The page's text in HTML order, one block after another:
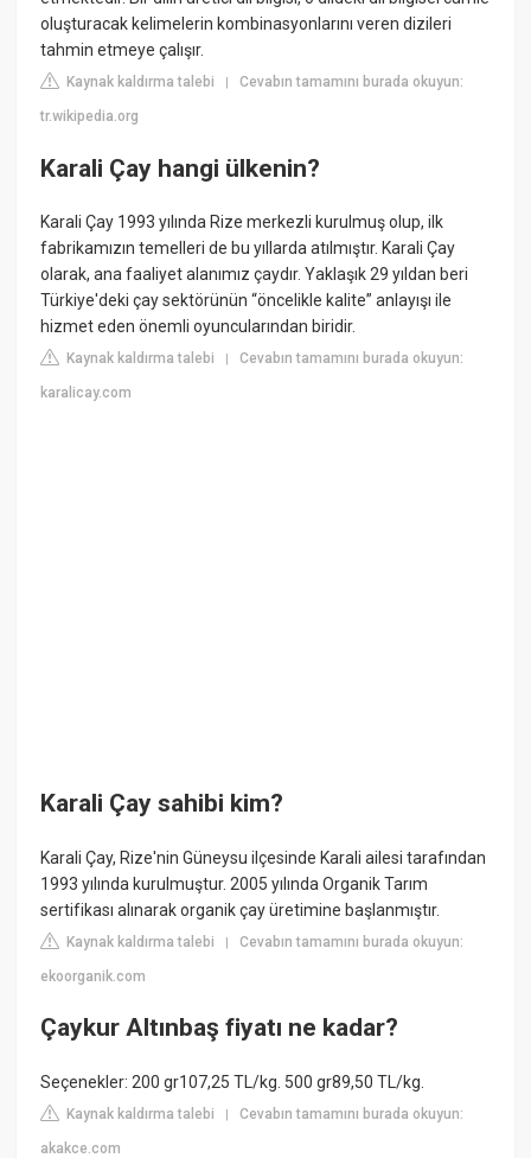
oluşturacak kelimelerin kombinasyonlarını veren dizileri
tahmin etmeye çalışır.
Kaynak kaldırma talebi |Cevabın tamamını burada okuyun:
tr.wikipedia.org
Karali Çay hangi ülkenin?
Karali Çay 1993 yılında Rize merkezli kurulmuş olup, ilk
fabrikamızın temelleri de bu yıllarda atılmıştır. Karali Çay
olarak, ana faaliyet alanımız çaydır. Yaklaşık 29 yıldan beri
Türkiye'deki çay sektörünün “öncelikle kalite” anlayışı ile
hizmet eden önemli oyuncularından biridir.
Kaynak kaldırma talebi |Cevabın tamamını burada okuyun:
karalicay.com
Karali Çay sahibi kim?
Karali Çay, Rize'nin Güneysu ilçesinde Karali ailesi tarafından
1993 yılında kurulmuştur. 2005 yılında Organik Tarım
sertifikası alınarak organik çay üretimine başlanmıştır.
Kaynak kaldırma talebi |Cevabın tamamını burada okuyun:
ekoorganik.com
Çaykur Altınbaş fiyatı ne kadar?
Seçenekler: 200 gr107,25 TL/kg. 500 gr89,50 TL/kg.
Kaynak kaldırma talebi |Cevabın tamamını burada okuyun:
akakce.com